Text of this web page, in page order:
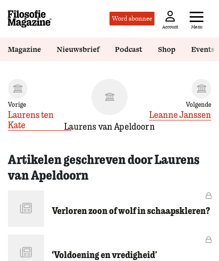
Word abonnee
Account Menu
Magazine Nieuwsbrief Podcast Shop Events
Vorige
Laurens ten
Kate
Laurens van Apeldoorn
Volgende
Leanne Janssen
Artikelen geschreven door Laurens
van Apeldoorn
Verloren zoon of wolf in schaapskleren?
‘Voldoening en vredigheid’